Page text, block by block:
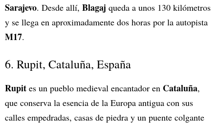
Sarajevo. Desde allí, Blagaj queda a unos 130 kilómetros
y se llega en aproximadamente dos horas por la autopista
M17.
6. Rupit, Cataluña, España
Rupit es un pueblo medieval encantador en Cataluña,
que conserva la esencia de la Europa antigua con sus
calles empedradas, casas de piedra y un puente colgante